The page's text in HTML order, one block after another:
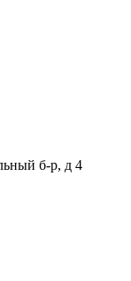
б-р, д 4